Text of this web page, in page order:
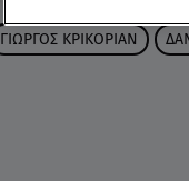
ΓΙΩΡΓΟΣ ΚΡΙΚΟΡΙΑΝ